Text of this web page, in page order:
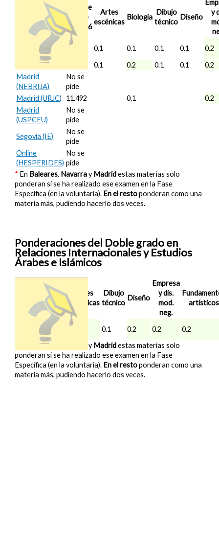
Nota de
Corte
2025/26
Artes
escénicas
Biología
Dibujo
técnico
Diseño
y
(UC3M)
0.1 0.1 0.1 0.1
0.2
Madrid (UCM)
0.1 0.2 0.1 0.1
0.2
Madrid
(NEBRIJA)
No se
pide
Madrid (URJC)
11.492 0.1
0.2
Madrid
(USPCEU)
No se
pide
Segovia (IE)
No se
pide
Online
(HESPERIDES)
No se
pide
* En Baleares, NavarrayMadridestas materias solo
ponderan si se ha realizado ese examen en la Fase
Específica (en la voluntaria). En el restoponderan como una
materia más, pudiendo hacerlo dos veces.
Ponderaciones del Doble grado en
Relaciones Internacionales y Estudios
Árabes e Islámicos
Nota de
Corte
2025/26
Artes
escénicas
Dibujo
técnico
Diseño
Empresa
y dis.
mod.
neg.
artísticos
10.336 0.1 0.2 0.2
0.2
Baleares yMadridestas materias solo
ponderan si se ha realizado ese examen en la Fase
Específica (en la voluntaria). En el restoponderan como una
materia más, pudiendo hacerlo dos veces.